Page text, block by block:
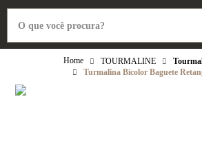
TOURMALINE
Turmalina Bicolor Baguete